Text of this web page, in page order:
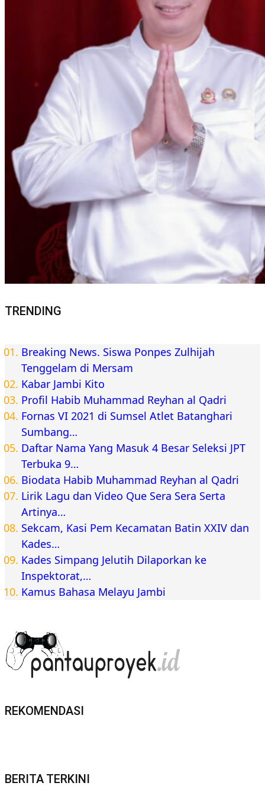
TRENDING
Breaking News. Siswa Ponpes Zulhijah
Tenggelam di Mersam
Kabar Jambi Kito
Profil Habib Muhammad Reyhan al Qadri
Fornas VI 2021 di Sumsel Atlet Batanghari
Sumbang…
Daftar Nama Yang Masuk 4 Besar Seleksi JPT
Terbuka 9…
Biodata Habib Muhammad Reyhan al Qadri
Lirik Lagu dan Video Que Sera Sera Serta
Artinya…
Sekcam, Kasi Pem Kecamatan Batin XXIV dan
Kades…
Kades Simpang Jelutih Dilaporkan ke
Inspektorat,…
Kamus Bahasa Melayu Jambi
REKOMENDASI
BERITA TERKINI